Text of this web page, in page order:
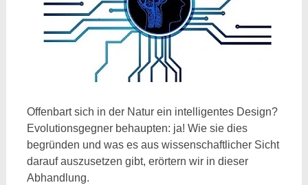
Offenbart sich in der Natur ein intelligentes Design?
Evolutionsgegner behaupten: ja! Wie sie dies
begründen und was es aus wissenschaftlicher Sicht
darauf auszusetzen gibt, erörtern wir in dieser
Abhandlung.